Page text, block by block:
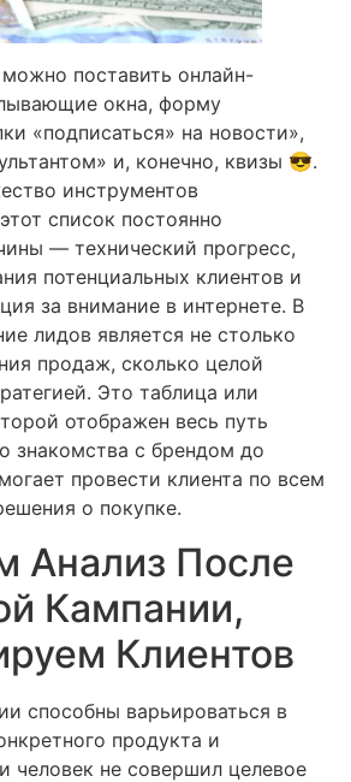
поставить онлайн-
окна, форму
«подписаться» на новости»,
и, конечно, квизы 😎.
инструментов
список постоянно
— технический прогресс,
потенциальных клиентов и
за внимание в интернете. В
лидов является не столько
продаж, сколько целой
Это таблица или
отображен весь путь
знакомства с брендом до
провести клиента по всем
о покупке.
Анализ После
Кампании,
Клиентов
способны варьироваться в
продукта и
человек не совершил целевое